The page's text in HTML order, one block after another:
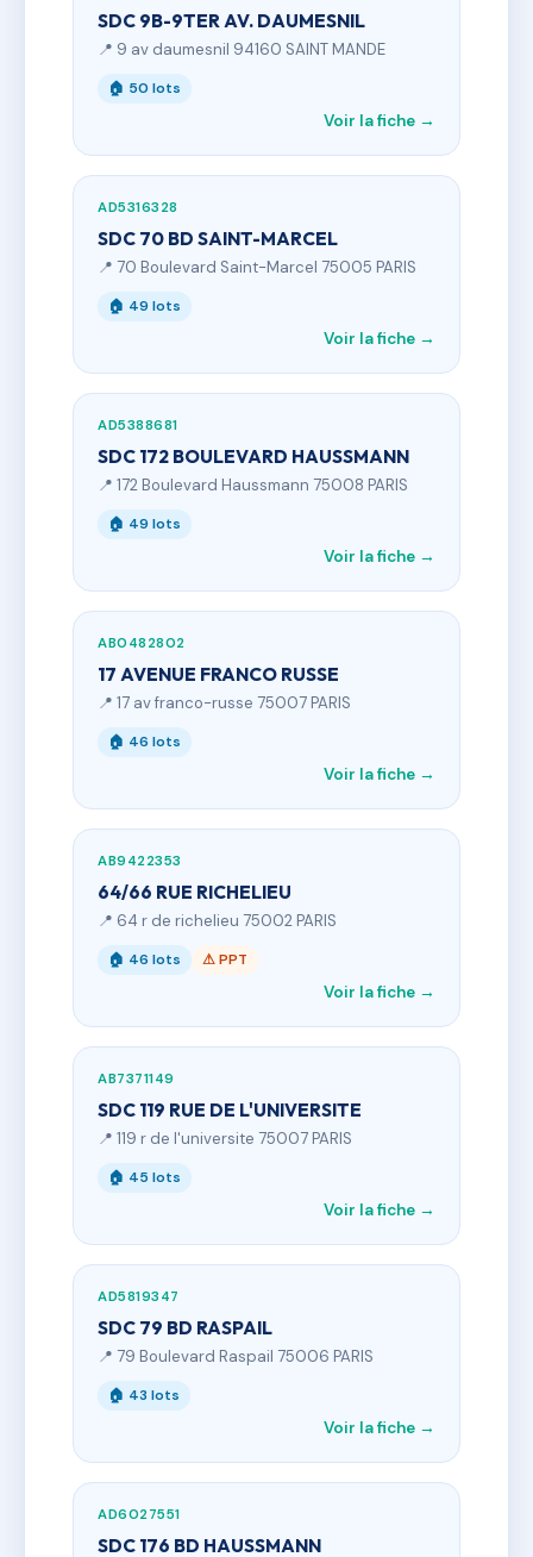
SDC 9B-9TER AV. DAUMESNIL
📍 9 av daumesnil 94160 SAINT MANDE
🏠 50 lots
Voir la fiche →
AD5316328
SDC 70 BD SAINT-MARCEL
📍 70 Boulevard Saint-Marcel 75005 PARIS
🏠 49 lots
Voir la fiche →
AD5388681
SDC 172 BOULEVARD HAUSSMANN
📍 172 Boulevard Haussmann 75008 PARIS
🏠 49 lots
Voir la fiche →
AB0482802
17 AVENUE FRANCO RUSSE
📍 17 av franco-russe 75007 PARIS
🏠 46 lots
Voir la fiche →
AB9422353
64/66 RUE RICHELIEU
📍 64 r de richelieu 75002 PARIS
🏠 46 lots ⚠ PPT
Voir la fiche →
AB7371149
SDC 119 RUE DE L'UNIVERSITE
📍 119 r de l'universite 75007 PARIS
🏠 45 lots
Voir la fiche →
AD5819347
SDC 79 BD RASPAIL
📍 79 Boulevard Raspail 75006 PARIS
🏠 43 lots
Voir la fiche →
AD6027551
SDC 176 BD HAUSSMANN